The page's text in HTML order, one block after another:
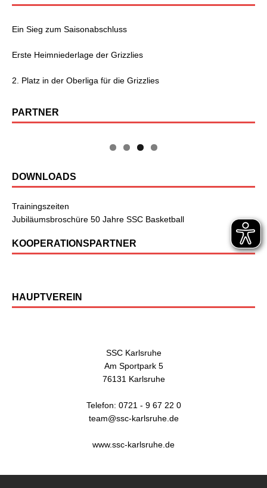
Ein Sieg zum Saisonabschluss
Erste Heimniederlage der Grizzlies
2. Platz in der Oberliga für die Grizzlies
PARTNER
DOWNLOADS
Trainingszeiten
Jubiläumsbroschüre 50 Jahre SSC Basketball
KOOPERATIONSPARTNER
HAUPTVEREIN
SSC Karlsruhe
Am Sportpark 5
76131 Karlsruhe
Telefon: 0721 - 9 67 22 0
team@ssc-karlsruhe.de
www.ssc-karlsruhe.de